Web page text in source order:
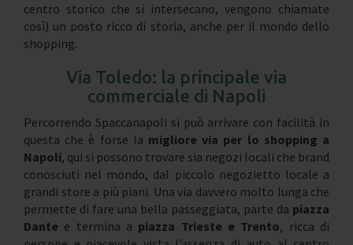
centro storico che si intersecano, vengono chiamate
così) un posto ricco di storia, anche per il mondo dello
shopping.
Via Toledo: la principale via
commerciale di Napoli
Percorrendo Spaccanapoli si può arrivare con facilità in
questa che è forse la migliore via per lo shopping a
Napoli, qui si possono trovare sia negozi locali che brand
conosciuti nel mondo, dal piccolo negozietto locale a
grandi store a più piani. Una via davvero molto lunga che
permette di fare una bella passeggiata, parte da piazza
Dante e termina a piazza Trieste e Trento, ricca di